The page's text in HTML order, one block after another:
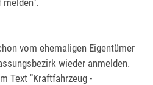
vom ehemaligen Eigentümer
wieder anmelden.
Text "Kraftfahrzeug -